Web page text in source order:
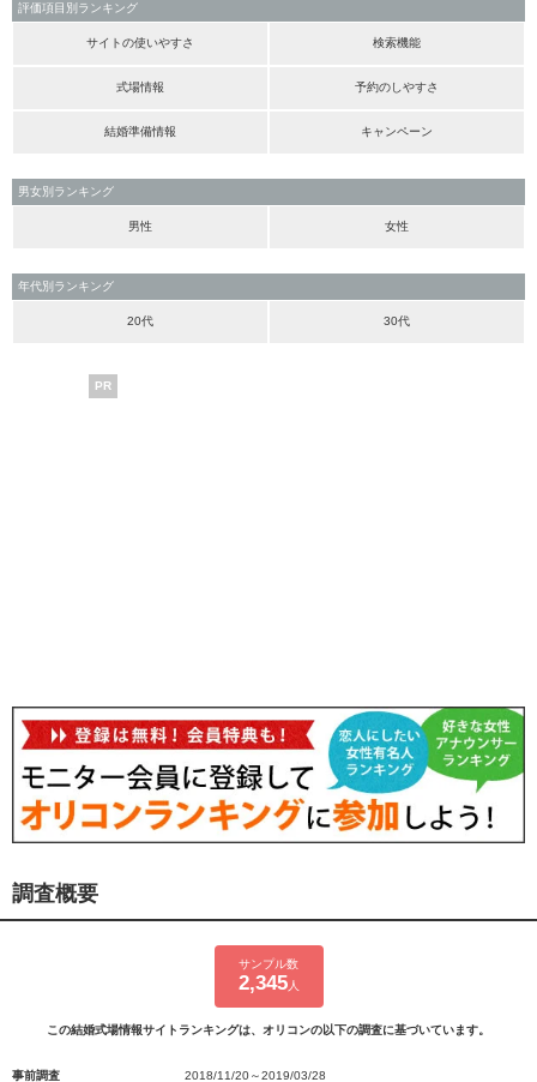
評価項目別ランキング
サイトの使いやすさ 検索機能
式場情報 予約のしやすさ
結婚準備情報 キャンペーン
男女別ランキング
男性 女性
年代別ランキング
20代 30代
PR
調査概要
サンプル数
2,345人
この結婚式場情報サイトランキングは、オリコンの以下の調査に基づいています。
事前調査 2018/11/20～2019/03/28